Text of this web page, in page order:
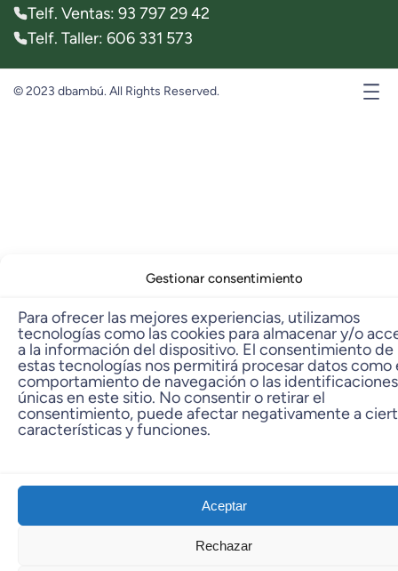
Gestionar consentimiento
Para ofrecer las mejores experiencias, utilizamos
tecnologías como las cookies para almacenar y/o
a la información del dispositivo. El consentimiento de
estas tecnologías nos permitirá procesar datos como
comportamiento de navegación o las identificaciones
únicas en este sitio. No consentir o retirar el
consentimiento, puede afectar negativamente a
características y funciones.
Aceptar
Rechazar
Telf. Ventas: 93 797 29 42
Telf. Taller: 606 331 573
© 2023 dbambú. All Rights Reserved.